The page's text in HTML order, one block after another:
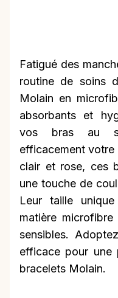
Fatigué des
routine de soins
Molain en
absorbants et
vos bras au
efficacement votre
clair et rose, ces
une touche de
Leur taille
matière
sensibles.
efficace pour une
bracelets Molain.